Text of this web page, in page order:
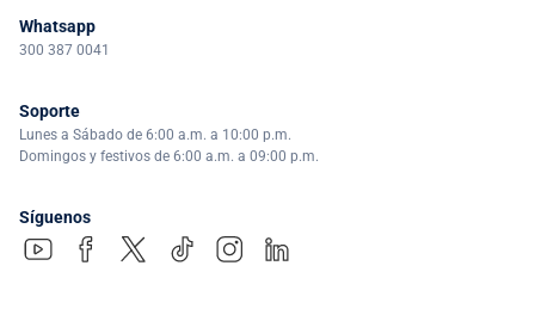
Whatsapp
300 387 0041
Soporte
Lunes a Sábado de 6:00 a.m. a 10:00 p.m.
Domingos y festivos de 6:00 a.m. a 09:00 p.m.
Síguenos